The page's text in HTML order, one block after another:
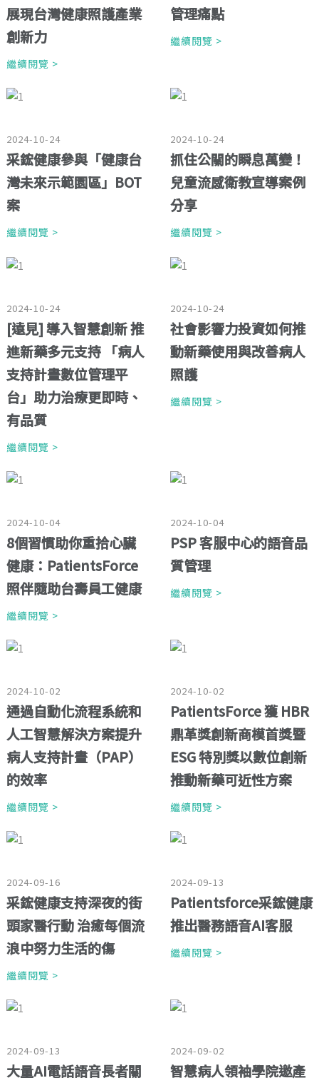
展現台灣健康照護產業
創新力
繼續閱覽 >
管理痛點
繼續閱覽 >
2024-10-24
采鋐健康參與「健康台
灣未來示範園區」BOT
案
繼續閱覽 >
2024-10-24
抓住公關的瞬息萬變！
兒童流感衛教宣導案例
分享
繼續閱覽 >
2024-10-24
[遠見] 導入智慧創新 推
進新藥多元支持 「病人
支持計畫數位管理平
台」助力治療更即時、
有品質
繼續閱覽 >
2024-10-24
社會影響力投資如何推
動新藥使用與改善病人
照護
繼續閱覽 >
2024-10-04
8個習慣助你重拾心臟
健康：PatientsForce
照伴隨助台壽員工健康
繼續閱覽 >
2024-10-04
PSP 客服中心的語音品
質管理
繼續閱覽 >
2024-10-02
通過自動化流程系統和
人工智慧解決方案提升
病人支持計畫（PAP）
的效率
繼續閱覽 >
2024-10-02
PatientsForce 獲 HBR
鼎革獎創新商模首獎暨
ESG 特別獎以數位創新
推動新藥可近性方案
繼續閱覽 >
2024-09-16
采鋐健康支持深夜的街
頭家醫行動 治癒每個流
浪中努力生活的傷
繼續閱覽 >
2024-09-13
Patientsforce采鋐健康
推出醫務語音AI客服
繼續閱覽 >
2024-09-13
大量AI電話語音長者關
2024-09-02
智慧病人領袖學院邀產